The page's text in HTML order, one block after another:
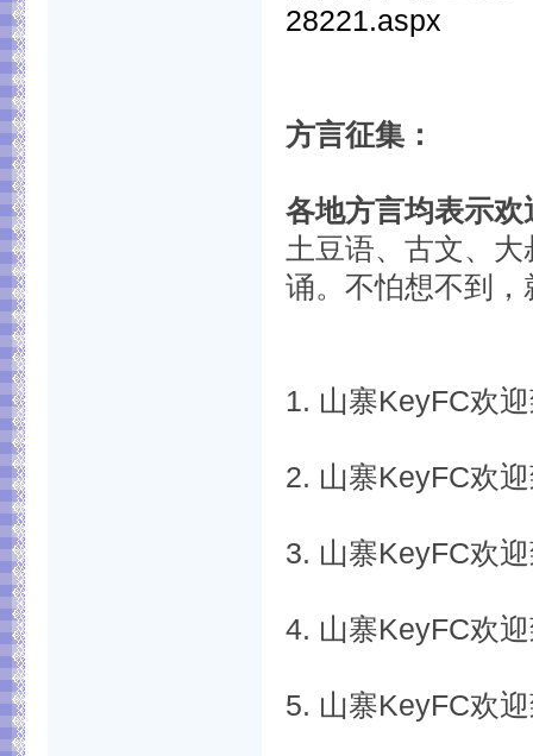
28221.aspx
方言征集：
各地方言均表示
土豆语、古文、
诵。不怕想不到
1. 山寨KeyFC欢
2. 山寨KeyFC欢
3. 山寨KeyFC欢
4. 山寨KeyFC欢
5. 山寨KeyFC欢